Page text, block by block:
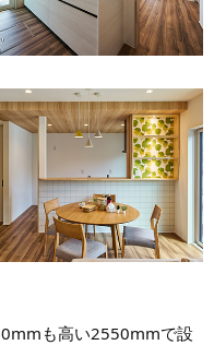
も高い2550mmで設